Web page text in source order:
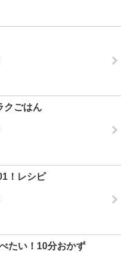
クごはん
！レシピ
たい！10分おかず